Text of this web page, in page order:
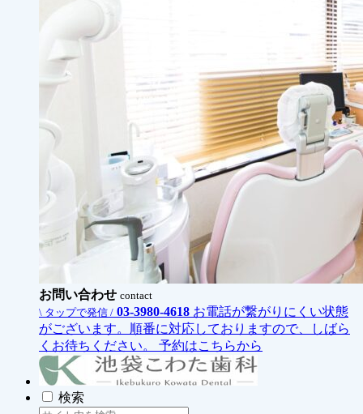
お問い合わせ contact
\ タップで発信 / 03-3980-4618 お電話が繋がりにくい状態
がございます。順番に対応しておりますので、しばら
くお待ちください。
予約はこちらから
検索